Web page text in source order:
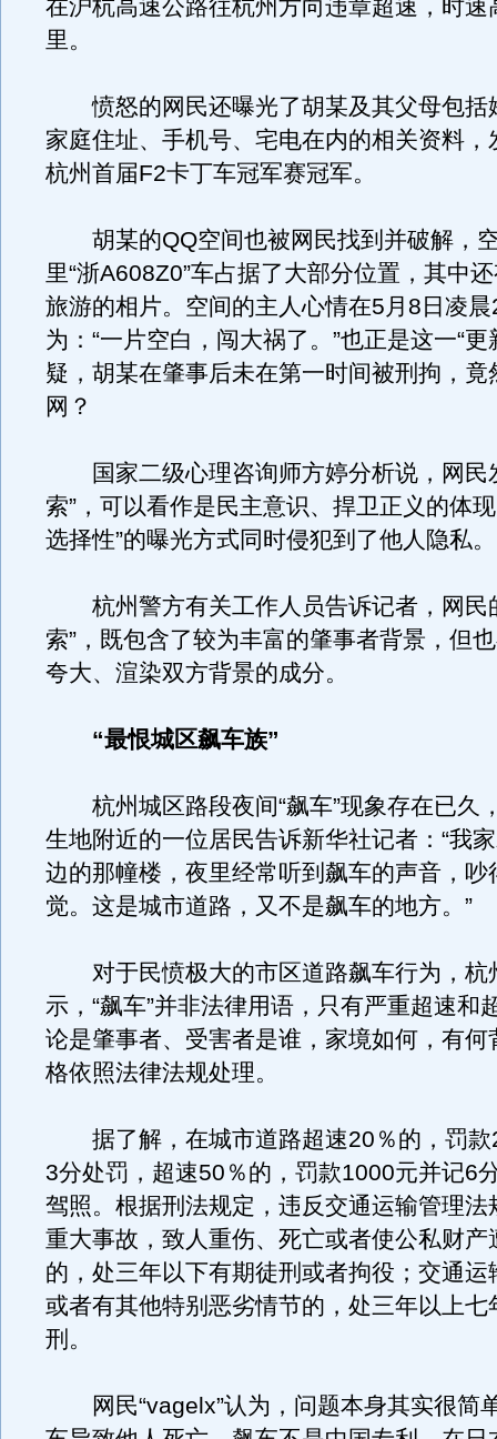
在沪杭高速公路往杭州方向违章超速，时速
里。
愤怒的网民还曝光了胡某及其父母包括
家庭住址、手机号、宅电在内的相关资料，
杭州首届F2卡丁车冠军赛冠军。
胡某的QQ空间也被网民找到并破解，
里“浙A608Z0”车占据了大部分位置，其中
旅游的相片。空间的主人心情在5月8日凌
为：“一片空白，闯大祸了。”也正是这一“更
疑，胡某在肇事后未在第一时间被刑拘，竟
网？
国家二级心理咨询师方婷分析说，网民
索”，可以看作是民主意识、捍卫正义的体
选择性”的曝光方式同时侵犯到了他人隐私。
杭州警方有关工作人员告诉记者，网民
索”，既包含了较为丰富的肇事者背景，但
夸大、渲染双方背景的成分。
“最恨城区飙车族”
杭州城区路段夜间“飙车”现象存在已久
生地附近的一位居民告诉新华社记者：“我
边的那幢楼，夜里经常听到飙车的声音，吵
觉。这是城市道路，又不是飙车的地方。”
对于民愤极大的市区道路飙车行为，杭
示，“飙车”并非法律用语，只有严重超速和
论是肇事者、受害者是谁，家境如何，有何
格依照法律法规处理。
据了解，在城市道路超速20％的，罚款
3分处罚，超速50％的，罚款1000元并记6
驾照。根据刑法规定，违反交通运输管理法
重大事故，致人重伤、死亡或者使公私财产
的，处三年以下有期徒刑或者拘役；交通运
或者有其他特别恶劣情节的，处三年以上七
刑。
网民“vagelx”认为，问题本身其实很简